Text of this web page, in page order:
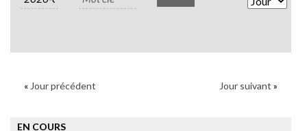
Views
« Jour précédent Jour suivant »
EN COURS